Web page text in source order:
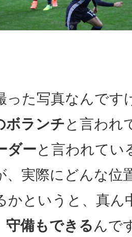
った写真なんです
ボランチ と言われ
ダーと言われてい
、実際にどんな位
かというと、真ん
守備もできるんで